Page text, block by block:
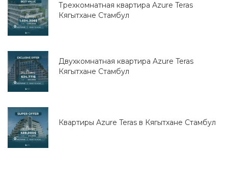
Трехкомнатная квартира Azure Teras
Кягытхане Стамбул
Двухкомнатная квартира Azure Teras
Кягытхане Стамбул
Квартиры Azure Teras в Кягытхане Стамбул